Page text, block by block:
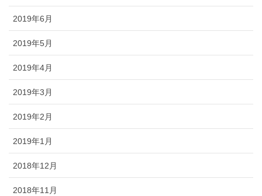
2019年6月
2019年5月
2019年4月
2019年3月
2019年2月
2019年1月
2018年12月
2018年11月